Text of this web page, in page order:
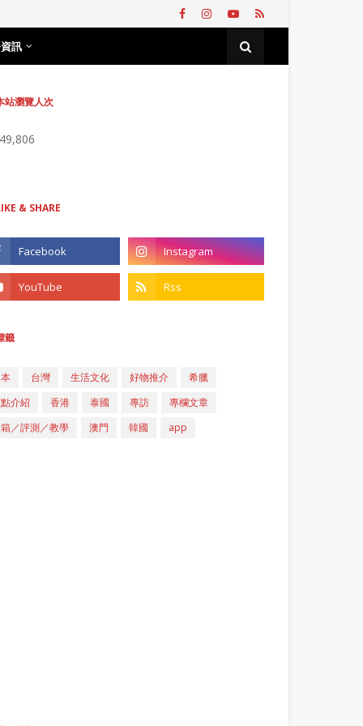
訊
站瀏覽人次
& SHARE
籤
台灣 生活文化 好物推介
希臘
介紹
香港 泰國 專訪
專欄文章
／評測／教學
澳門 韓國 app